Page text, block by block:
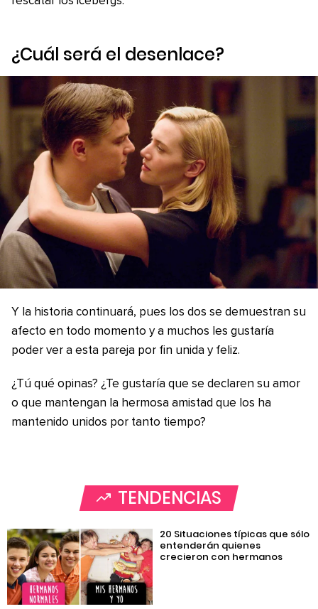
¿Cuál será el desenlace?
Y la historia continuará, pues los dos se demuestran su
afecto en todo momento y a muchos les gustaría
poder ver a esta pareja por fin unida y feliz.
¿Tú qué opinas? ¿Te gustaría que se declaren su amor
o que mantengan la hermosa amistad que los ha
mantenido unidos por tanto tiempo?
TENDENCIAS
20 Situaciones típicas que sólo
entenderán quienes
crecieron con hermanos